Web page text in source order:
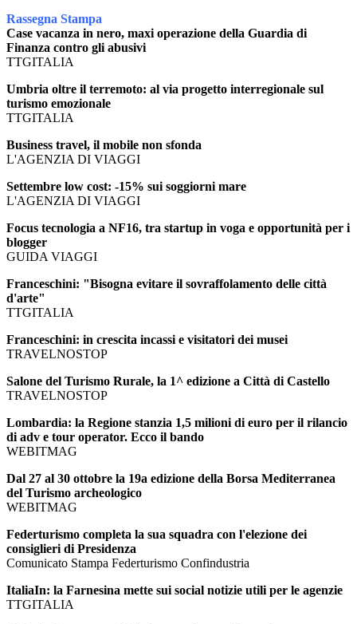
Rassegna Stampa
Case vacanza in nero, maxi operazione della Guardia di
Finanza contro gli abusivi
TTGITALIA
Umbria oltre il terremoto: al via progetto interregionale sul
turismo emozionale
TTGITALIA
Business travel, il mobile non sfonda
L'AGENZIA DI VIAGGI
Settembre low cost: -15% sui soggiorni mare
L'AGENZIA DI VIAGGI
Focus tecnologia a NF16, tra startup in voga e opportunità per i
blogger
GUIDA VIAGGI
Franceschini: "Bisogna evitare il sovraffolamento delle città
d'arte"
TTGITALIA
Franceschini: in crescita incassi e visitatori dei musei
TRAVELNOSTOP
Salone del Turismo Rurale, la 1^ edizione a Città di Castello
TRAVELNOSTOP
Lombardia: la Regione stanzia 1,5 milioni di euro per il rilancio
di adv e tour operator. Ecco il bando
WEBITMAG
Dal 27 al 30 ottobre la 19a edizione della Borsa Mediterranea
del Turismo archeologico
WEBITMAG
Federturismo completa la sua squadra con l'elezione dei
consiglieri di Presidenza
Comunicato Stampa Federturismo Confindustria
ItaliaIn: la Farnesina mette sui social notizie utili per le agenzie
TTGITALIA